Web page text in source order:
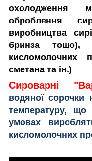
охолодження
оброблення
виробництва
бринза тощо),
кисломолочних
сметана та ін.)
Сироварні
водяної сорочки
температуру,
умовах
кисломолочних